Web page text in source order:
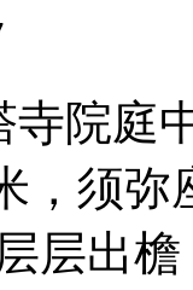
院庭
，须
层出